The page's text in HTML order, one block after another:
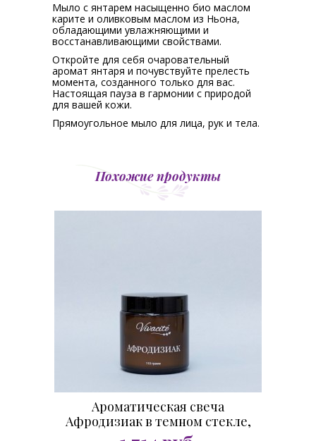
Мыло с янтарем насыщенно био маслом
карите и оливковым маслом из Ньона,
обладающими увлажняющими и
восстанавливающими свойствами.
Откройте для себя очаровательный
аромат янтаря и почувствуйте прелесть
момента, созданного только для вас.
Настоящая пауза в гармонии с природой
для вашей кожи.
Прямоугольное мыло для лица, рук и тела.
Похожие продукты
Ароматическая свеча
Афродизиак в темном стекле,
110 гр